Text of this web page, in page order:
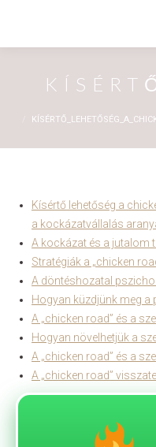
Kísértő lehetőség a
a kockázatvállalás
A kockázat és a jutalom
Stratégiák a „chicken
A döntéshozatal
Hogyan küzdjünk meg
A „chicken road” és a
Hogyan növelhetjük a
A „chicken road” és a
A „chicken road”